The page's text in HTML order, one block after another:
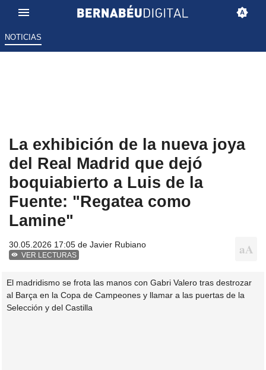
NOTICIAS
La exhibición de la nueva joya
del Real Madrid que dejó
boquiabierto a Luis de la
Fuente: "Regatea como
Lamine"
30.05.2026 17:05 de Javier Rubiano
VER LECTURAS
El madridismo se frota las manos con Gabri Valero tras destrozar
al Barça en la Copa de Campeones y llamar a las puertas de la
Selección y del Castilla